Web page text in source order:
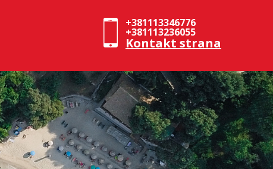
+381113346776
+381113236055
Kontakt strana